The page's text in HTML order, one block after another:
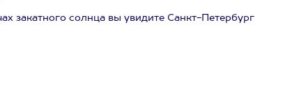
закатного солнца вы увидите Санкт-Петербург